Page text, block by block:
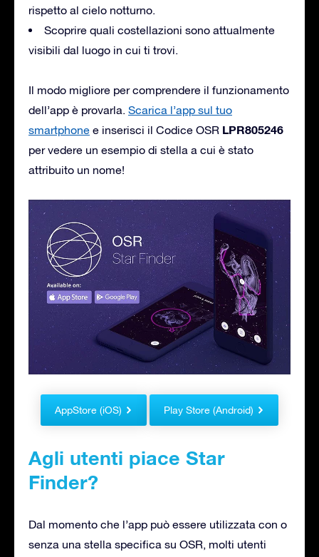
rispetto al cielo notturno.
Scoprire quali costellazioni sono attualmente
visibili dal luogo in cui ti trovi.
Il modo migliore per comprendere il funzionamento
dell’app è provarla. Scarica l’app sul tuo
smartphone e inserisci il Codice OSR LPR805246
per vedere un esempio di stella a cui è stato
attribuito un nome!
AppStore (iOS) Play Store (Android)
Agli utenti piace Star
Finder?
Dal momento che l’app può essere utilizzata con o
senza una stella specifica su OSR, molti utenti